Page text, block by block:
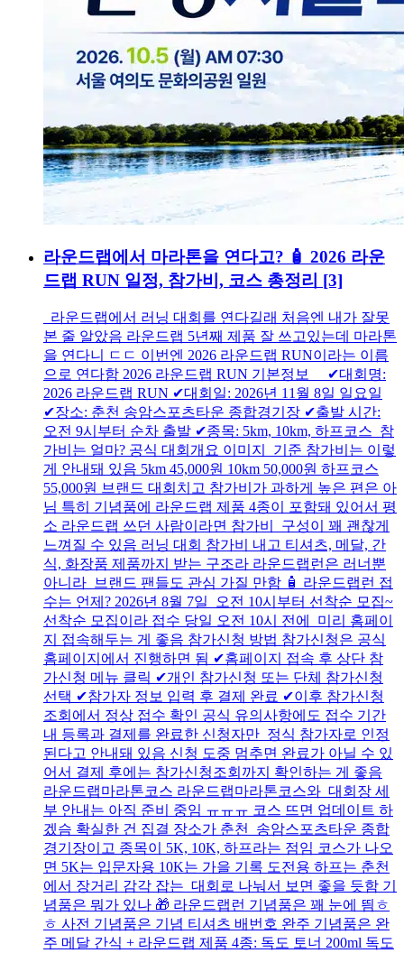
라운드랩에서 마라톤을 연다고? 🧴 2026 라운
드랩 RUN 일정, 참가비, 코스 총정리 [3]
라운드랩에서 러닝 대회를 연다길래 처음엔 내가 잘못
본 줄 알았음 라운드랩 5년째 제품 잘 쓰고있는데 마라톤
을 연다니 ㄷㄷ 이번엔 2026 라운드랩 RUN이라는 이름
으로 연다함 2026 라운드랩 RUN 기본정보 ✔대회명:
2026 라운드랩 RUN ✔대회일: 2026년 11월 8일 일요일
✔장소: 춘천 송암스포츠타운 종합경기장 ✔출발 시간:
오전 9시부터 순차 출발 ✔종목: 5km, 10km, 하프코스 참
가비는 얼마? 공식 대회개요 이미지 기준 참가비는 이렇
게 안내돼 있음 5km 45,000원 10km 50,000원 하프코스
55,000원 브랜드 대회치고 참가비가 과하게 높은 편은 아
님 특히 기념품에 라운드랩 제품 4종이 포함돼 있어서 평
소 라운드랩 쓰던 사람이라면 참가비 구성이 꽤 괜찮게
느껴질 수 있음 러닝 대회 참가비 내고 티셔츠, 메달, 간
식, 화장품 제품까지 받는 구조라 라운드랩런은 러너뿐
아니라 브랜드 팬들도 관심 가질 만함 🧴 라운드랩런 접
수는 언제? 2026년 8월 7일 오전 10시부터 선착순 모집~
선착순 모집이라 접수 당일 오전 10시 전에 미리 홈페이
지 접속해두는 게 좋음 참가신청 방법 참가신청은 공식
홈페이지에서 진행하면 됨 ✔홈페이지 접속 후 상단 참
가신청 메뉴 클릭 ✔개인 참가신청 또는 단체 참가신청
선택 ✔참가자 정보 입력 후 결제 완료 ✔이후 참가신청
조회에서 정상 접수 확인 공식 유의사항에도 접수 기간
내 등록과 결제를 완료한 신청자만 정식 참가자로 인정
된다고 안내돼 있음 신청 도중 멈추면 완료가 아닐 수 있
어서 결제 후에는 참가신청조회까지 확인하는 게 좋음
라운드랩마라톤코스 라운드랩마라톤코스와 대회장 세
부 안내는 아직 준비 중임 ㅠㅠㅠ 코스 뜨면 업데이트 하
겠슴 확실한 건 집결 장소가 춘천 송암스포츠타운 종합
경기장이고 종목이 5K, 10K, 하프라는 점임 코스가 나오
면 5K는 입문자용 10K는 가을 기록 도전용 하프는 춘천
에서 장거리 감각 잡는 대회로 나눠서 보면 좋을 듯함 기
념품은 뭐가 있나 🎁 라운드랩런 기념품은 꽤 눈에 띔ㅎ
ㅎ 사전 기념품은 기념 티셔츠 배번호 완주 기념품은 완
주 메달 간식 + 라운드랩 제품 4종: 독도 토너 200ml 독도